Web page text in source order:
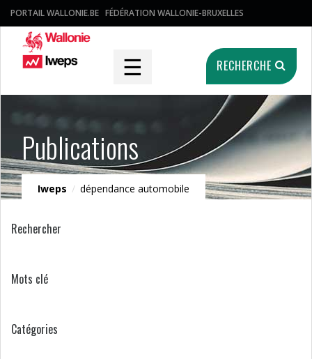
PORTAIL WALLONIE.BE FÉDÉRATION WALLONIE-BRUXELLES
☰ RECHERCHE
Publications
Iweps / dépendance automobile
Rechercher
Mots clé
Catégories